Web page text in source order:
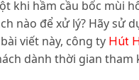
khi hầm cầu bốc mùi
nào để xử lý? Hãy sử
viết này, công ty Hút
dành thời gian tham